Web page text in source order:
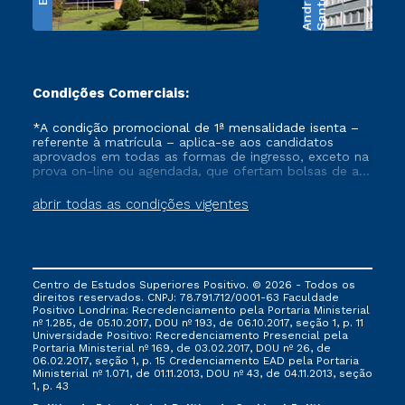
S
a
n
t
o
s
A
n
d
r
a
d
Condições Comerciais:
abrir todas as condições vigentes
*A condição promocional de 1ª mensalidade isenta –
referente à matrícula – aplica-se aos candidatos
aprovados em todas as formas de ingresso, exceto na
prova on-line ou agendada, que ofertam bolsas de até
vigente, que ainda não tenham efetivado e/ou não
tenham cancelado ou trancado sua matrícula em uma
via FIES, Prouni e outros programas governamentais, e
não se acumula com nenhuma outra campanha
ofertada pela Instituição.
Centro de Estudos Superiores Positivo. © 2026 - Todos os
direitos reservados. CNPJ: 78.791.712/0001-63 Faculdade
Positivo Londrina: Recredenciamento pela Portaria Ministerial
nº 1.285, de 05.10.2017, DOU nº 193, de 06.10.2017, seção 1, p. 11
Universidade Positivo: Recredenciamento Presencial ​pela
Portaria Ministerial nº 169, de 03.02.2017, DOU nº 26, de
06.02.2017, seção 1, p. 15 Credenciamento EAD pela Portaria
Ministerial nº 1.071, de 01.11.2013, DOU nº 43, de 04.11.2013, seção
1, p. 43